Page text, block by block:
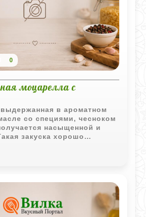
0
моцарелла с
в ароматном
со специями, чесноком
насыщенной и
закуска хорошо
свежим хлебом, овощами